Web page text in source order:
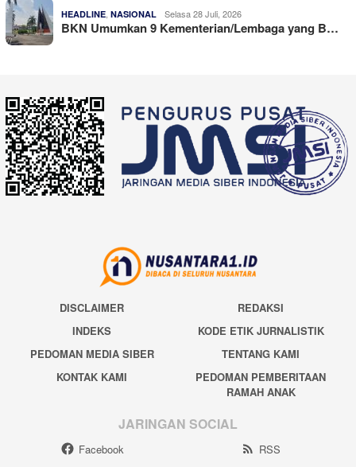
HEADLINE NASIONAL Selasa 28 Juli, 2026
BKN Umumkan 9 Kementerian/Lembaga yang B…
DISCLAIMER
REDAKSI
INDEKS
KODE ETIK JURNALISTIK
PEDOMAN MEDIA SIBER
TENTANG KAMI
KONTAK KAMI
PEDOMAN PEMBERITAAN
RAMAH ANAK
JARINGAN SOCIAL
Facebook RSS